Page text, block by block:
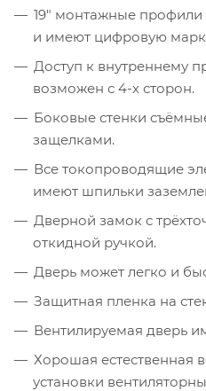
19" монтажные профили
и имеют цифровую
Доступ к внутреннему
возможен с 4-х сторон.
Боковые стенки
защелками.
Все токопроводящие
имеют шпильки
Дверной замок с
откидной ручкой.
Дверь может легко и
Защитная пленка на
Вентилируемая дверь
Хорошая естественная
установки